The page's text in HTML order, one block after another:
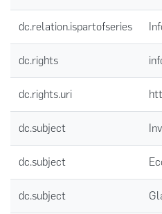
dc.relation.ispartofseries
dc.rights
dc.rights.uri
dc.subject
dc.subject
dc.subject